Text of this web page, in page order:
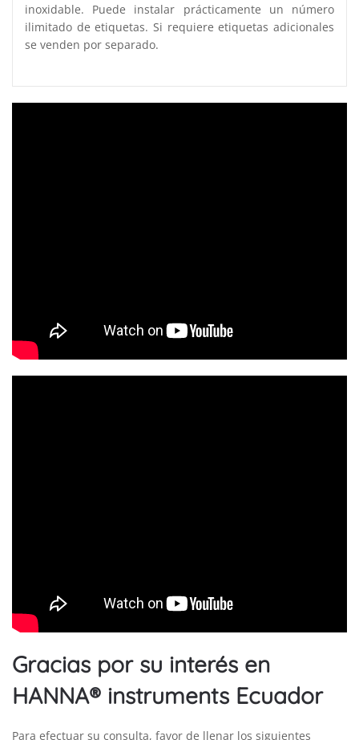
inoxidable. Puede instalar prácticamente un número
ilimitado de etiquetas. Si requiere etiquetas adicionales
se venden por separado.
Gracias por su interés en
HANNA® instruments Ecuador
Para efectuar su consulta, favor de llenar los siguientes